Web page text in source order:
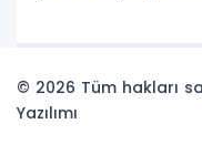
© 2026 Tüm hakları
Yazılımı